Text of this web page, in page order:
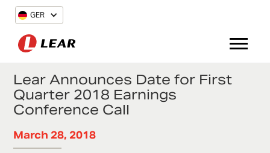
GER
Lear Announces Date for First
Quarter 2018 Earnings
Conference Call
March 28, 2018